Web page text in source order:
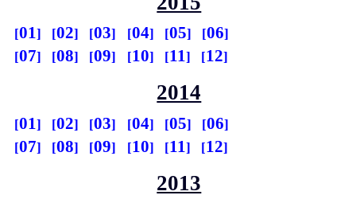
01 02 03 04 05
06
07
08 09 10 11 12
2014
01 02 03 04 05
06
07
08 09 10 11 12
2013